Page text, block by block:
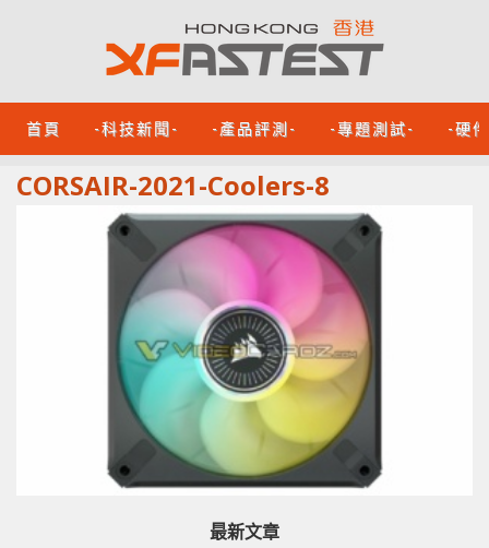
首頁 -科技新聞- -產品評測- -專題測試- -硬
CORSAIR-2021-Coolers-8
最新文章